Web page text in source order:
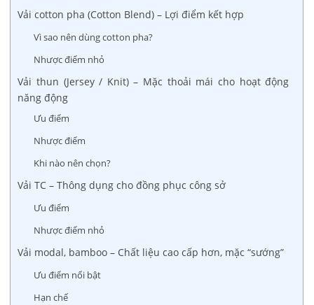
Vải cotton pha (Cotton Blend) – Lợi điểm kết hợp
Vì sao nên dùng cotton pha?
Nhược điểm nhỏ
Vải thun (Jersey / Knit) – Mặc thoải mái cho hoạt động
năng động
Ưu điểm
Nhược điểm
Khi nào nên chọn?
Vải TC – Thông dụng cho đồng phục công sở
Ưu điểm
Nhược điểm nhỏ
Vải modal, bamboo – Chất liệu cao cấp hơn, mặc “sướng”
Ưu điểm nổi bật
Hạn chế